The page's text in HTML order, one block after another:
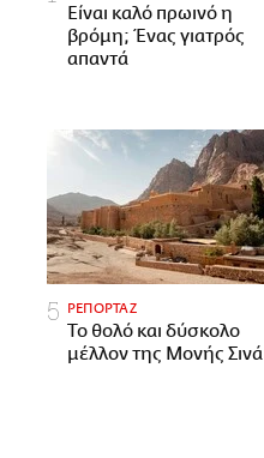
Είναι καλό πρωινό η
βρόμη; Ένας γιατρός
απαντά
ΡΕΠΟΡΤΑΖ
Το θολό και δύσκολο
μέλλον της Μονής Σινά